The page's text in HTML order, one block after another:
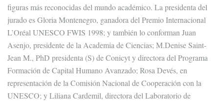
figuras más reconocidas del mundo académico. La presidenta del
jurado es Gloria Montenegro, ganadora del Premio Internacional
L’Oréal UNESCO FWIS 1998; y también lo conforman Juan
Asenjo, presidente de la Academia de Ciencias; M.Denise Saint-
Jean M., PhD presidenta (S) de Conicyt y directora del Programa
Formación de Capital Humano Avanzado; Rosa Devés, en
representación de la Comisión Nacional de Cooperación con la
UNESCO; y Liliana Cardemil, directora del Laboratorio de